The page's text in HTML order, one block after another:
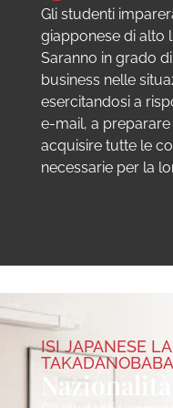
Gli studenti
giapponese di alto
Saranno in grado
business nelle
esercitandosi a
e-mail, a
acquisire tutte le
necessarie per la
ISI JAPANESE
TAKADANOBABA
ISI JAPANESE
TAKADANOBABA